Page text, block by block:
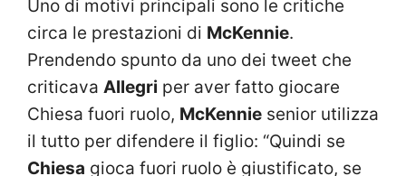
Uno di motivi principali sono le critiche
circa le prestazioni di McKennie.
Prendendo spunto da uno dei tweet che
criticava Allegri per aver fatto giocare
Chiesa fuori ruolo, McKennie senior utilizza
il tutto per difendere il figlio: “Quindi se
Chiesa gioca fuori ruolo è giustificato, se